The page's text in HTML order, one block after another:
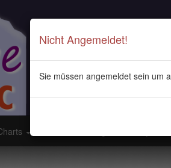
Nicht Angemeldet!
Sie müssen angemeldet sein um